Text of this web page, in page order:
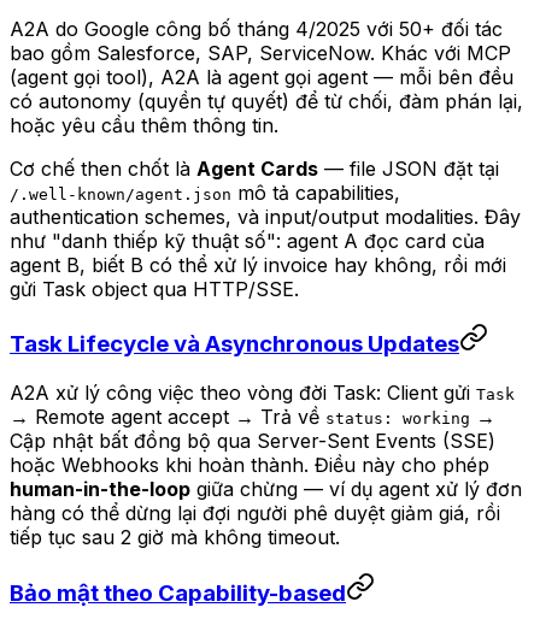
A2A do Google công bố tháng 4/2025 với 50+ đối tác
bao gồm Salesforce, SAP, ServiceNow. Khác với MCP
(agent gọi tool), A2A là agent gọi agent — mỗi bên đều
có autonomy (quyền tự quyết) để từ chối, đàm phán lại,
hoặc yêu cầu thêm thông tin.
Cơ chế then chốt là Agent Cards — file JSON đặt tại
/.well-known/agent.json mô tả capabilities,
authentication schemes, và input/output modalities. Đây
như "danh thiếp kỹ thuật số": agent A đọc card của
agent B, biết B có thể xử lý invoice hay không, rồi mới
gửi Task object qua HTTP/SSE.
Task Lifecycle và Asynchronous Updates
A2A xử lý công việc theo vòng đời Task: Client gửi Task
→ Remote agent accept → Trả về status: working →
Cập nhật bất đồng bộ qua Server-Sent Events (SSE)
hoặc Webhooks khi hoàn thành. Điều này cho phép
human-in-the-loop giữa chừng — ví dụ agent xử lý đơn
hàng có thể dừng lại đợi người phê duyệt giảm giá, rồi
tiếp tục sau 2 giờ mà không timeout.
Bảo mật theo Capability-based